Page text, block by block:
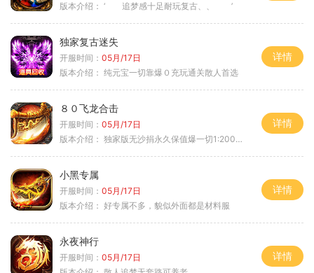
版本介绍： ‘ 追梦感十足耐玩复古、、 ’
独家复古迷失
开服时间： 05月/17日
版本介绍： 纯元宝一切靠爆０充玩通关散人首选
详情
８０飞龙合击
开服时间： 05月/17日
版本介绍： 独家版无沙捐永久保值爆一切1:2000回3
详情
小黑专属
开服时间： 05月/17日
版本介绍： 好专属不多，貌似外面都是材料服
详情
永夜神行
开服时间： 05月/17日
详情